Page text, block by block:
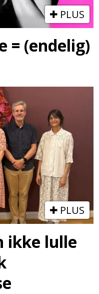
PLUS
= (endelig)
PLUS
ikke lulle